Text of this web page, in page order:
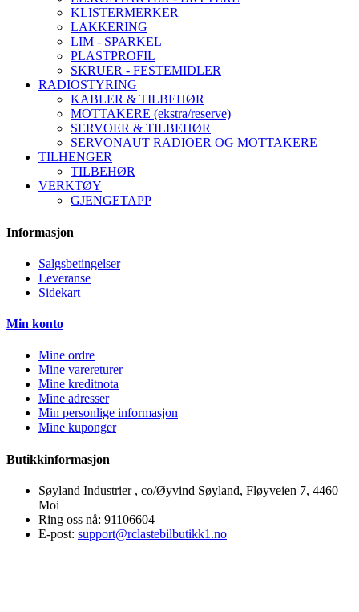
KLISTERMERKER
LAKKERING
LIM - SPARKEL
PLASTPROFIL
SKRUER - FESTEMIDLER
RADIOSTYRING
KABLER & TILBEHØR
MOTTAKERE (ekstra/reserve)
SERVOER & TILBEHØR
SERVONAUT RADIOER OG MOTTAKERE
TILHENGER
TILBEHØR
VERKTØY
GJENGETAPP
Informasjon
Salgsbetingelser
Leveranse
Sidekart
Min konto
Mine ordre
Mine varereturer
Mine kreditnota
Mine adresser
Min personlige informasjon
Mine kuponger
Butikkinformasjon
Søyland Industrier , co/Øyvind Søyland, Fløyveien 7, 4460
Moi
Ring oss nå: 91106604
E-post: support@rclastebilbutikk1.no